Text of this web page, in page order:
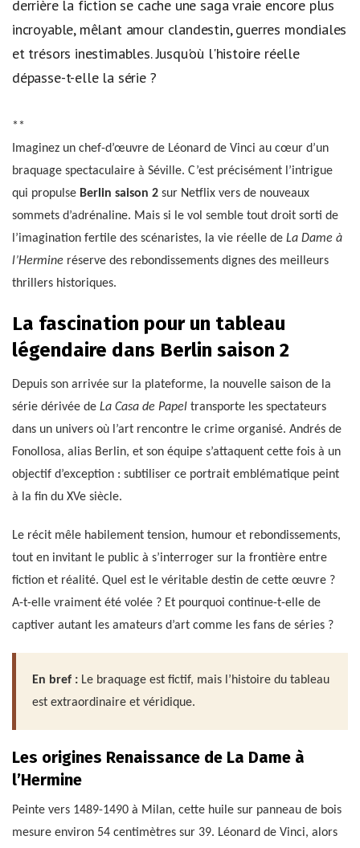
derrière la fiction se cache une saga vraie encore plus
incroyable, mêlant amour clandestin, guerres mondiales
et trésors inestimables. Jusqu'où l'histoire réelle
dépasse-t-elle la série ?
**
Imaginez un chef-d’œuvre de Léonard de Vinci au cœur d’un
braquage spectaculaire à Séville. C’est précisément l’intrigue
qui propulse Berlin saison 2 sur Netflix vers de nouveaux
sommets d’adrénaline. Mais si le vol semble tout droit sorti de
l’imagination fertile des scénaristes, la vie réelle de La Dame à
l’Hermine réserve des rebondissements dignes des meilleurs
thrillers historiques.
La fascination pour un tableau
légendaire dans Berlin saison 2
Depuis son arrivée sur la plateforme, la nouvelle saison de la
série dérivée de La Casa de Papel transporte les spectateurs
dans un univers où l’art rencontre le crime organisé. Andrés de
Fonollosa, alias Berlin, et son équipe s’attaquent cette fois à un
objectif d’exception : subtiliser ce portrait emblématique peint
à la fin du XVe siècle.
Le récit mêle habilement tension, humour et rebondissements,
tout en invitant le public à s’interroger sur la frontière entre
fiction et réalité. Quel est le véritable destin de cette œuvre ?
A-t-elle vraiment été volée ? Et pourquoi continue-t-elle de
captiver autant les amateurs d’art comme les fans de séries ?
En bref : Le braquage est fictif, mais l’histoire du tableau
est extraordinaire et véridique.
Les origines Renaissance de La Dame à
l’Hermine
Peinte vers 1489-1490 à Milan, cette huile sur panneau de bois
mesure environ 54 centimètres sur 39. Léonard de Vinci, alors